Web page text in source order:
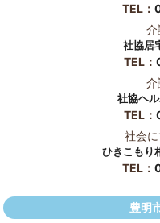
TEL：
介
社協居
TEL：
介
社協ヘ
TEL：
社会
ひきこもり
TEL：
豊明